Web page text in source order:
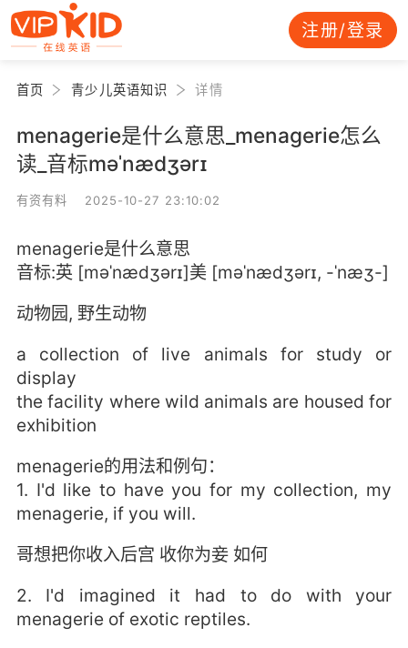
注册/登录
首页 青少儿英语知识 详情
menagerie是什么意思_menagerie怎么
读_音标məˈnædʒərɪ
有资有料 2025-10-27 23:10:02
menagerie是什么意思
音标:英 [məˈnædʒərɪ]美 [məˈnædʒərɪ, -ˈnæʒ-]
动物园, 野生动物
a collection of live animals for study or
display
the facility where wild animals are housed for
exhibition
menagerie的用法和例句：
1. I'd like to have you for my collection, my
menagerie, if you will.
哥想把你收入后宫 收你为妾 如何
2. I'd imagined it had to do with your
menagerie of exotic reptiles.